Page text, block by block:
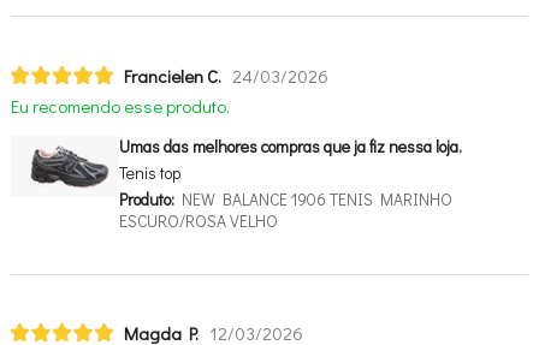
Francielen C. 24/03/2026
Eu recomendo esse produto.
Umas das melhores compras que ja fiz nessa loja.
Tenis top
Produto:NEW BALANCE 1906 TENIS MARINHO
ESCURO/ROSA VELHO
Magda P. 12/03/2026